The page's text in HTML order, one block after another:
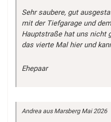
Sehr saubere, gut
mit der Tiefgarage und
Hauptstraße hat uns nicht
das vierte Mal hier und
Ehepaar
Andrea aus Marsberg Mai 2026